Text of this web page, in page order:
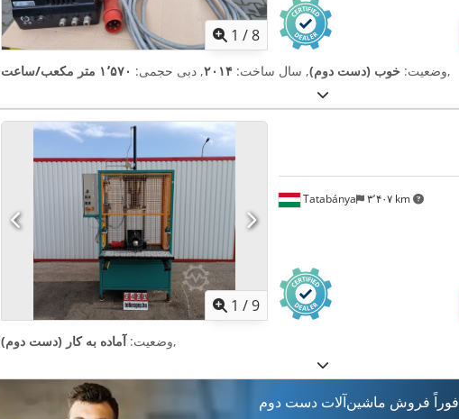
1 /8
وضعیت: خوب (دست دوم), سال ساخت: ۲۰۱۴, دبی حجمی: ۱٬۵۷۰ متر مکعب/ساعت ,
1 /9
Tatabánya ۳٬۴۰۷ km
وضعیت:آماده به کار (دست دوم) ,
فوراً فروش ماشین‌آلات دست دوم